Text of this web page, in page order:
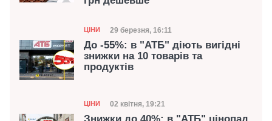
Категорія
ЦІНИ Дата публікації
29 березня, 16:11
До -55%: в "АТБ" діють вигідні
знижки на 10 товарів та
продуктів
Категорія
ЦІНИ Дата публікації
02 квітня, 19:21